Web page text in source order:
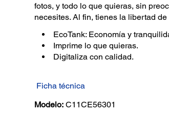
fotos, y todo lo que quieras, sin
necesites. Al fin, tienes la libertad
EcoTank: Economía y
Imprime lo que quieras.
Digitaliza con calidad.
Ficha técnica
Modelo: C11CE56301